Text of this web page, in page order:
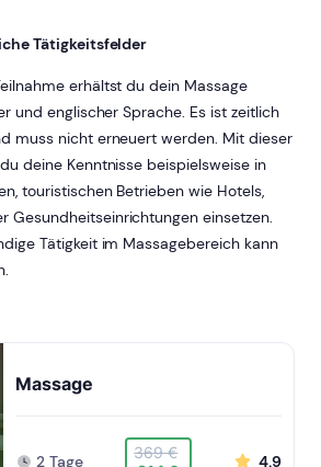
Tätigkeitsfelder
erhältst du dein Massage
und englischer Sprache. Es ist zeitlich
muss nicht erneuert werden. Mit dieser
deine Kenntnisse beispielsweise in
touristischen Betrieben wie Hotels,
Gesundheitseinrichtungen einsetzen.
Tätigkeit im Massagebereich kann
Massage
2 Tage
369 €
4.9